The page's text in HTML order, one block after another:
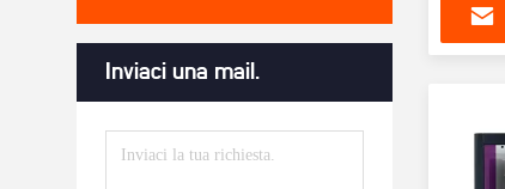
Inviaci una mail.